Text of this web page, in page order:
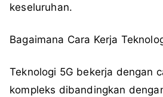
keseluruhan.
Bagaimana Cara Kerja
Teknologi 5G bekerja dengan
kompleks dibandingkan